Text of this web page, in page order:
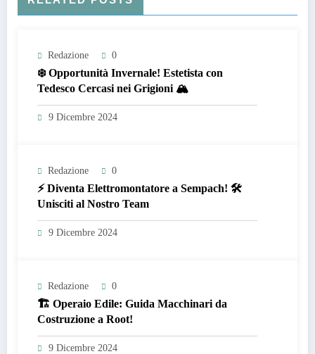
Redazione 0
❄️ Opportunità Invernale! Estetista con
Tedesco Cercasi nei Grigioni 🏔️
9 Dicembre 2024
Redazione 0
⚡ Diventa Elettromontatore a Sempach! 🛠️
Unisciti al Nostro Team
9 Dicembre 2024
Redazione 0
🏗️ Operaio Edile: Guida Macchinari da
Costruzione a Root!
9 Dicembre 2024